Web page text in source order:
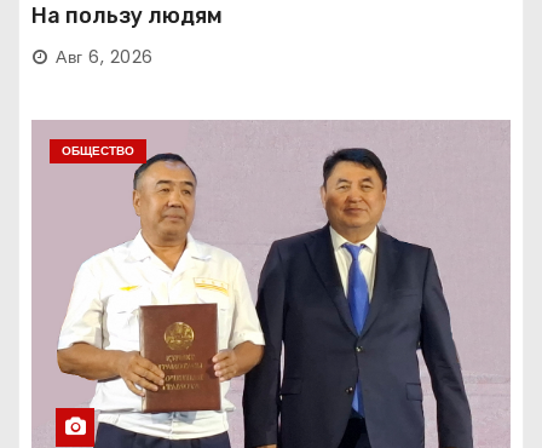
На пользу людям
Авг 6, 2026
ОБЩЕСТВО